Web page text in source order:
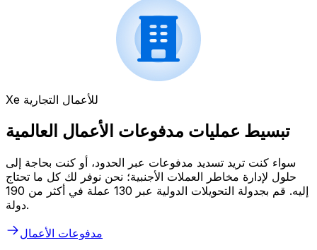
Xe للأعمال التجارية
تبسيط عمليات مدفوعات الأعمال العالمية
سواء كنت تريد تسديد مدفوعات عبر الحدود، أو كنت بحاجة إلى
حلول لإدارة مخاطر العملات الأجنبية؛ نحن نوفر لك كل ما تحتاج
إليه. قم بجدولة التحويلات الدولية عبر 130 عملة في أكثر من 190
دولة.
مدفوعات الأعمال